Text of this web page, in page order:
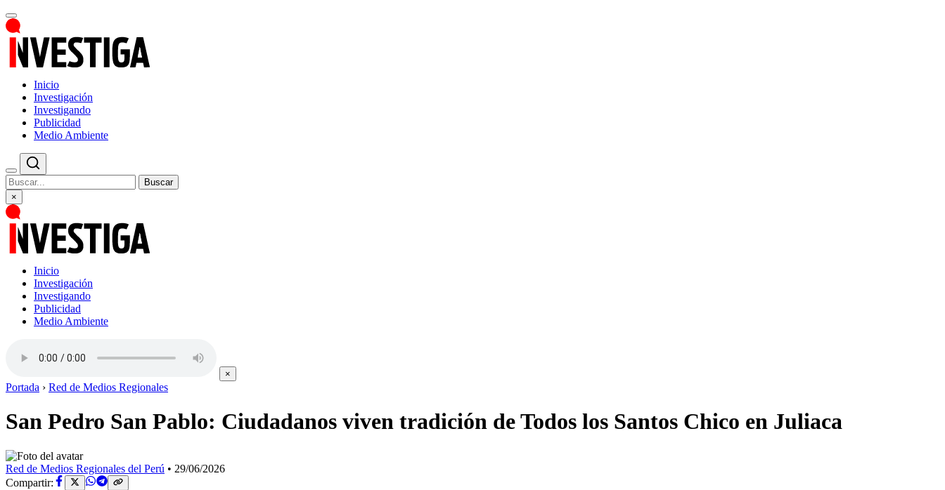
Inicio
Investigación
Investigando
Publicidad
Medio Ambiente
Buscar
×
Inicio
Investigación
Investigando
Publicidad
Medio Ambiente
×
Portada › Red de Medios Regionales
San Pedro San Pablo: Ciudadanos viven tradición de Todos los Santos Chico en Juliaca
Red de Medios Regionales del Perú • 29/06/2026
Compartir: